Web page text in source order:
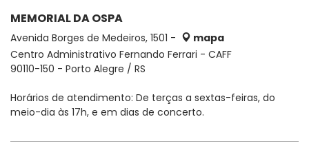
MEMORIAL DA OSPA
Avenida Borges de Medeiros, 1501 -
mapa
Centro Administrativo Fernando Ferrari - CAFF
90110-150 - Porto Alegre / RS
Horários de atendimento: De terças a sextas-feiras, do
meio-dia às 17h, e em dias de concerto.